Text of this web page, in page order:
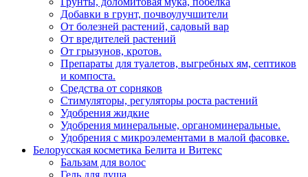
Добавки в грунт, почвоулучшители
От болезней растений, садовый вар
От вредителей растений
От грызунов, кротов.
Препараты для туалетов, выгребных ям, септиков
и компоста.
Средства от сорняков
Стимуляторы, регуляторы роста растений
Удобрения жидкие
Удобрения минеральные, органоминеральные.
Удобрения с микроэлементами в малой фасовке.
Белорусская косметика Белита и Витекс
Бальзам для волос